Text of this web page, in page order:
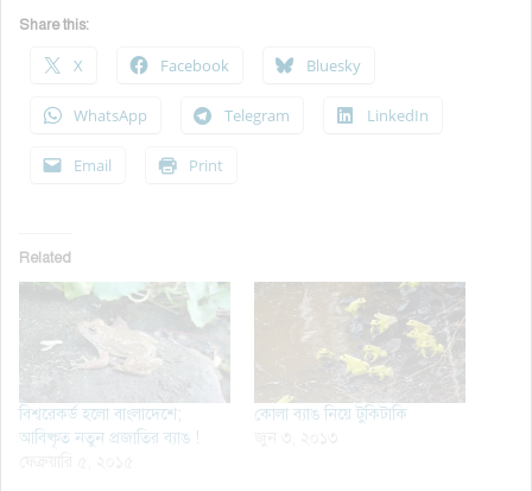
Share this:
X Facebook Bluesky
WhatsApp Telegram LinkedIn
Email Print
Related
বিশ্বরেকর্ড হলো বাংলাদেশে;
আবিষ্কৃত নতুন প্রজাতির ব্যাঙ !
কোলা ব্যাঙ নিয়ে টুকিটাকি